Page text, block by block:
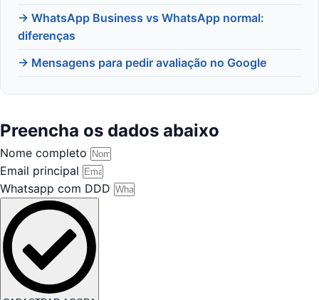
→ WhatsApp Business vs WhatsApp normal:
diferenças
→ Mensagens para pedir avaliação no Google
Preencha os dados abaixo
Nome completo
Email principal
Whatsapp com DDD